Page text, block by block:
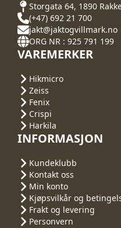
Storgata 64, 1890
(+47) 692 21 700
jakt@jaktogvillmark.no
ORG NR : 925 791 199
VAREMERKER
Hikmicro
Zeiss
Fenix
Crispi
Harkila
INFORMASJON
Kundeklubb
Kontakt oss
Min konto
Kjøpsvilkår og
Frakt og levering
Personvern